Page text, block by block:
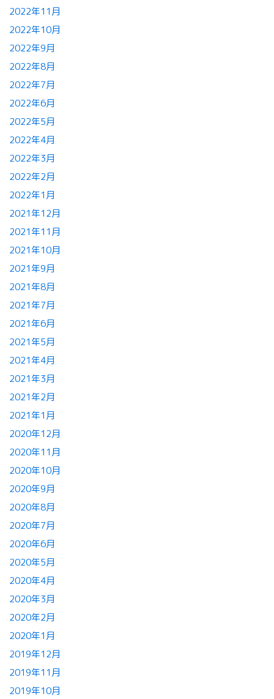
2022年11月
2022年10月
2022年9月
2022年8月
2022年7月
2022年6月
2022年5月
2022年4月
2022年3月
2022年2月
2022年1月
2021年12月
2021年11月
2021年10月
2021年9月
2021年8月
2021年7月
2021年6月
2021年5月
2021年4月
2021年3月
2021年2月
2021年1月
2020年12月
2020年11月
2020年10月
2020年9月
2020年8月
2020年7月
2020年6月
2020年5月
2020年4月
2020年3月
2020年2月
2020年1月
2019年12月
2019年11月
2019年10月